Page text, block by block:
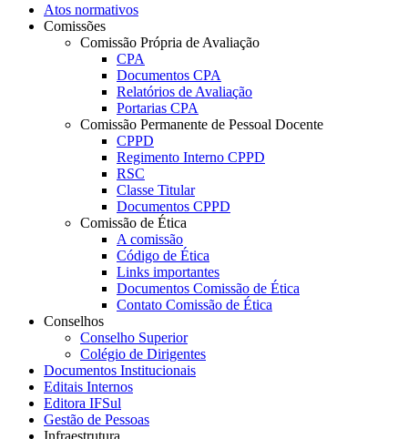
Atos normativos
Comissões
Comissão Própria de Avaliação
CPA
Documentos CPA
Relatórios de Avaliação
Portarias CPA
Comissão Permanente de Pessoal Docente
CPPD
Regimento Interno CPPD
RSC
Classe Titular
Documentos CPPD
Comissão de Ética
A comissão
Código de Ética
Links importantes
Documentos Comissão de Ética
Contato Comissão de Ética
Conselhos
Conselho Superior
Colégio de Dirigentes
Documentos Institucionais
Editais Internos
Editora IFSul
Gestão de Pessoas
Infraestrutura